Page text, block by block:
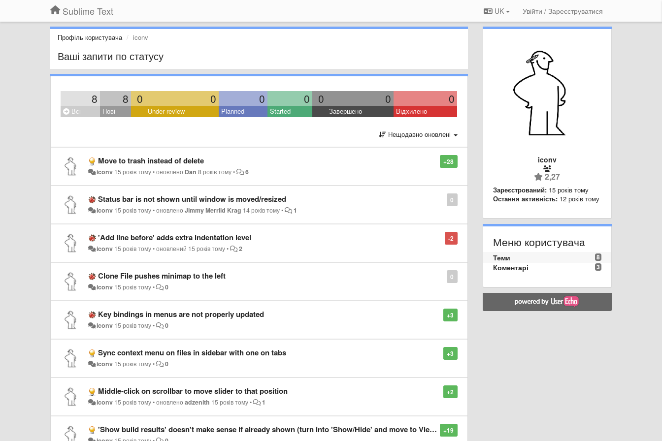
Sublime Text UK Увійти / Зареєструватися
Профіль користувача iconv
Ваші запити по статусу
8 8 0 0 0 0 0 0 0
Всі Нові Under review Planned Started Завершено Відхилено
Нещодавно оновлені
+28
Move to trash instead of delete
iconv 15 років тому•оновлено Dan 8 років тому• 6
0
Status bar is not shown until window is moved/resized
iconv 15 років тому•оновленоJimmy Merrild Krag 14 років тому• 1
-2
'Add line before' adds extra indentation level
iconv 15 років тому•оновлений 15 років тому• 2
0
Clone File pushes minimap to the left
iconv 15 років тому• 0
+3
Key bindings in menus are not properly updated
iconv 15 років тому• 0
+3
Sync context menu on files in sidebar with one on tabs
iconv 15 років тому• 0
+2
Middle-click on scrollbar to move slider to that position
iconv 15 років тому•оновленоadzenith 15 років тому• 1
+19
'Show build results' doesn't make sense if already shown (turn into 'Show/Hide' and move to View menu)
iconv
2,27
Зареєстрований: 15 років тому
Остання активність: 12 років тому
Меню користувача
8
Теми
3
Коментарі